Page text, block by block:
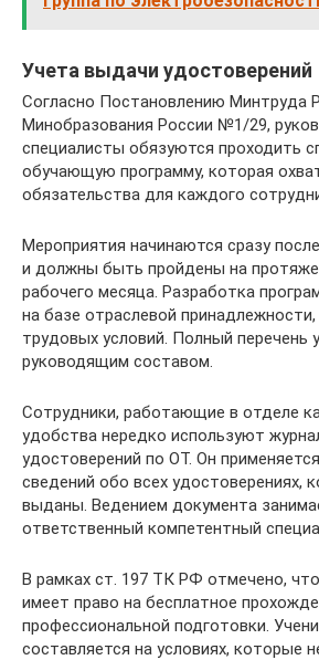
Учета выдачи удостоверений
Согласно Постановлению Минтруда
Минобразования России №1/29,
специалисты обязуются проходить
обучающую программу, которая
обязательства для каждого
Мероприятия начинаются сразу
и должны быть пройдены на
рабочего месяца. Разработка
на базе отраслевой
трудовых условий. Полный перечень
руководящим составом.
Сотрудники, работающие в отделе
удобства нередко используют
удостоверений по ОТ. Он
сведений обо всех удостоверениях,
выданы. Ведением документа
ответственный компетентный
В рамках ст. 197 ТК РФ отмечено,
имеет право на бесплатное
профессиональной подготовки.
составляется на условиях, которые